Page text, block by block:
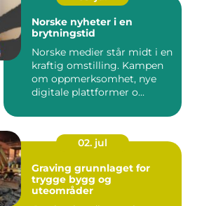
Norske nyheter i en
brytningstid
Norske medier står midt i en
kraftig omstilling. Kampen
om oppmerksomhet, nye
digitale plattformer o...
02. jul
Graving grunnlaget for
trygge bygg og
uteområder